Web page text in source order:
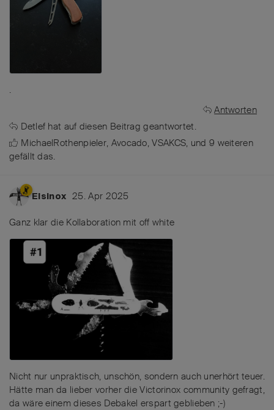
.
Antworten
Detlef hat auf diesen Beitrag geantwortet.
MichaelRothenpieler, Avocado,VSAKCS, und 9 weiteren
gefällt das.
Elsinox 25. Apr 2025
Ganz klar die Kollaboration mit off white
Nicht nur unpraktisch, unschön, sondern auch unerhört teuer.
Hätte man da lieber vorher die Victorinox community gefragt,
da wäre einem dieses Debakel erspart geblieben ;-)